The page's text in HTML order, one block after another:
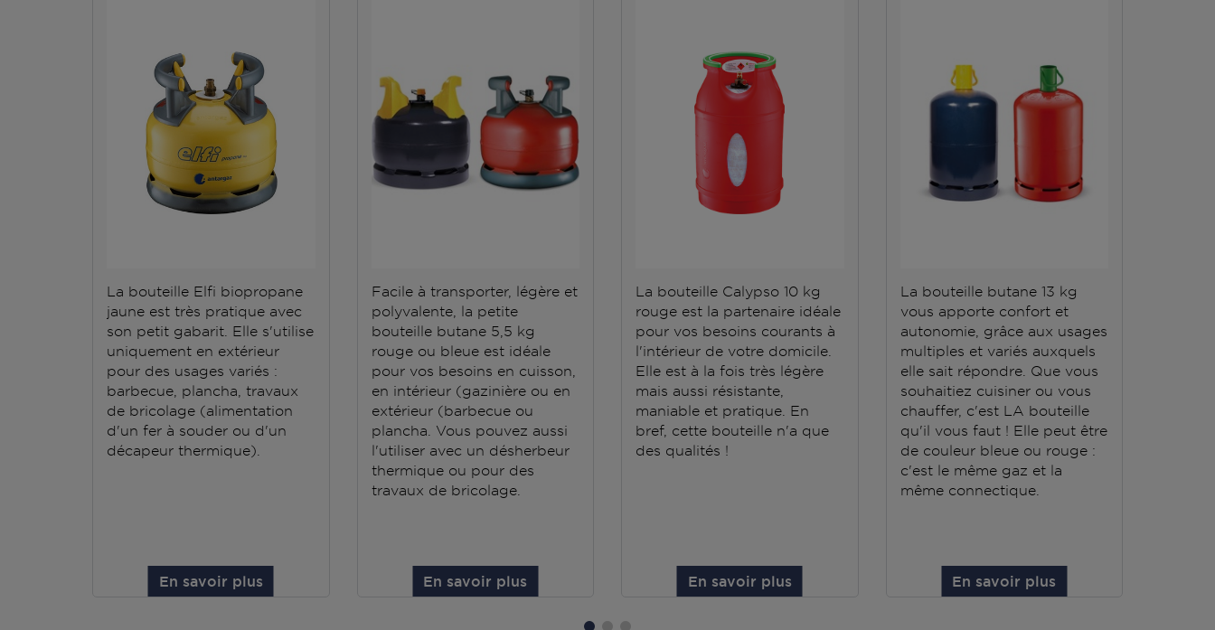
La bouteille Elfi biopropane
jaune est très pratique avec
son petit gabarit. Elle s'utilise
uniquement en extérieur
pour des usages variés :
barbecue, plancha, travaux
de bricolage (alimentation
d'un fer à souder ou d'un
décapeur thermique).
En savoir plus
Facile à transporter, légère et
polyvalente, la petite
bouteille butane 5,5 kg
rouge ou bleue est idéale
pour vos besoins en cuisson,
en intérieur (gazinière ou en
extérieur (barbecue ou
plancha. Vous pouvez aussi
l'utiliser avec un désherbeur
thermique ou pour des
travaux de bricolage.
En savoir plus
La bouteille Calypso 10 kg
rouge est la partenaire idéale
pour vos besoins courants à
l'intérieur de votre domicile.
Elle est à la fois très légère
mais aussi résistante,
maniable et pratique. En
bref, cette bouteille n'a que
des qualités !
En savoir plus
La bouteille butane 13 kg
vous apporte confort et
autonomie, grâce aux usages
multiples et variés auxquels
elle sait répondre. Que vous
souhaitiez cuisiner ou vous
chauffer, c'est LA bouteille
qu'il vous faut ! Elle peut être
de couleur bleue ou rouge :
c'est le même gaz et la
même connectique.
En savoir plus